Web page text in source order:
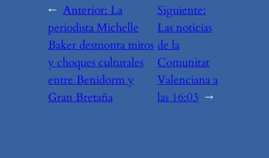
← Anterior: La
periodista Michelle
Baker desmonta mitos
y choques culturales
entre Benidorm y
Gran Bretaña
Siguiente:
Las noticias
de la
Comunitat
Valenciana a
las 16:03 →